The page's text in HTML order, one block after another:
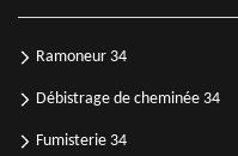
Ramoneur 34
Débistrage de cheminée 34
Fumisterie 34